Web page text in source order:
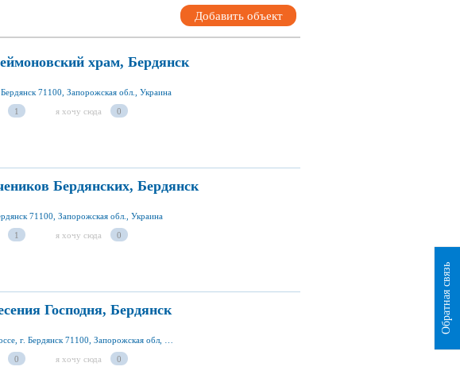
Добавить объект
храм, Бердянск
Бердянск 71100, Запорожская обл., Украина
1 я хочу сюда 0
Бердянских, Бердянск
71100, Запорожская обл., Украина
1 я хочу сюда 0
Господня, Бердянск
0 я хочу сюда 0
Обратная связь